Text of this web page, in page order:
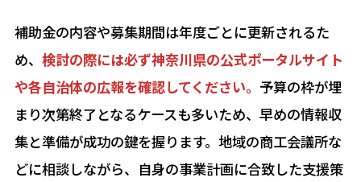
補助金の内容や募集期間は年度ごとに更新されるた
め、検討の際には必ず神奈川県の公式ポータルサイト
や各自治体の広報を確認してください。 予算の枠が埋
まり次第終了となるケースも多いため、早めの情報収
集と準備が成功の鍵を握ります。地域の商工会議所な
どに相談しながら、自身の事業計画に合致した支援策